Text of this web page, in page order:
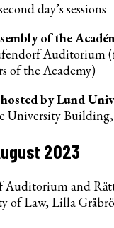
day’s sessions
of the
Auditorium
of the Academy)
by Lund
University Building,
2023
Auditorium and
of Law, Lilla